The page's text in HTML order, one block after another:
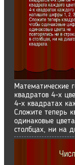
Математические
квадратов 4-х
4-х квадратах
Сложите теперь
одинаковые
столбцах, ни на